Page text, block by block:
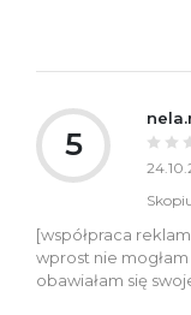
5
[współpraca
wprost nie
obawiałam się